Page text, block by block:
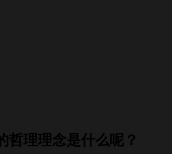
哲理理念是什么呢？